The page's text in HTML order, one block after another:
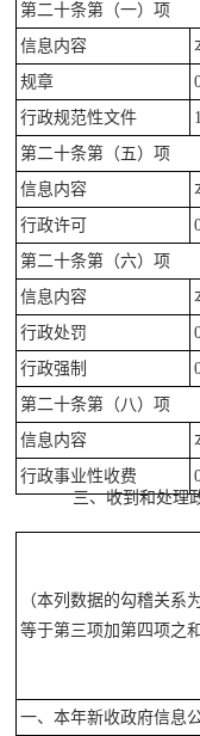
第二十条第（一）项
信息内容
规章
行政规范性文件
1
第二十条第（五）项
信息内容
行政许可
第二十条第（六）项
信息内容
行政处罚
行政强制
第二十条第（八）项
信息内容
行政事业性收费
三、收到和处理
（本列数据的勾稽关系
等于第三项加第四项之和
一、本年新收政府信息